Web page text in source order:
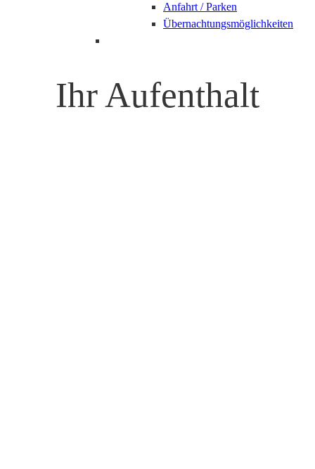
Anfahrt / Parken
Übernachtungsmöglichkeiten
Ihr Aufenthalt